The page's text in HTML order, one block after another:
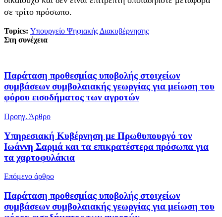
σε τρίτο πρόσωπο.
Topics: Υπουργείο Ψηφιακής Διακυβέρνησης
Στη συνέχεια
Παράταση προθεσμίας υποβολής στοιχείων
συμβάσεων συμβολαιακής γεωργίας για μείωση του
φόρου εισοδήματος των αγροτών
Προηγ. Άρθρο
Υπηρεσιακή Κυβέρνηση με Πρωθυπουργό τον
Ιωάννη Σαρμά και τα επικρατέστερα πρόσωπα για
τα χαρτοφυλάκια
Επόμενο άρθρο
Παράταση προθεσμίας υποβολής στοιχείων
συμβάσεων συμβολαιακής γεωργίας για μείωση του